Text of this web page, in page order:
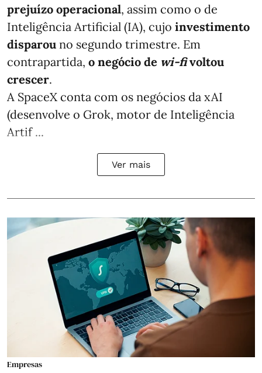
prejuízo operacional, assim como o de
Inteligência Artificial (IA), cujo investimento
disparou no segundo trimestre. Em
contrapartida, o negócio de wi-fivoltou
crescer.
A SpaceX conta com os negócios da xAI
(desenvolve o Grok, motor de Inteligência
Artif ...
Ver mais
Empresas